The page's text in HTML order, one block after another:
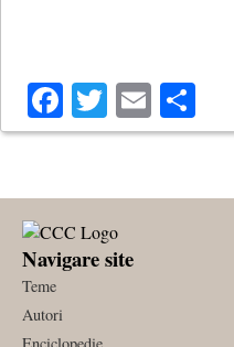
Facebook
Twitter
Email
Navigare site
Teme
Autori